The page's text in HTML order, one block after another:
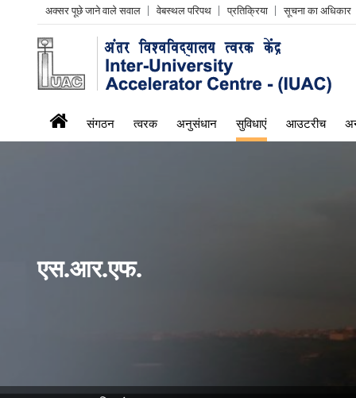
Header
Left
menu
अक्सर पूछे जाने वाले सवाल वेबस्थल परिपथ प्रतिक्रिया सूचना का अधिकार
iuac
menu
संगठन त्वरक अनुसंधान सुविधाएं आउटरीच
एस.आर.एफ.